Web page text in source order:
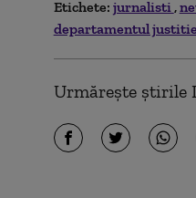
Etichete: jurnalisti
departamentul
Urmărește știrile